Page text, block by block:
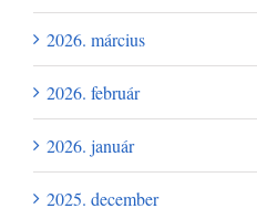
2026. március
2026. február
2026. január
2025. december